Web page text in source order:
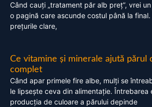
Când cauți „tratament păr alb preț”, vrei
o pagină care ascunde costul până la
prețurile clare,
Ce vitamine și minerale ajută părul
complet
Când apar primele fire albe, mulți se
le lipsește ceva din alimentație. Întrebarea
producția de culoare a părului depinde